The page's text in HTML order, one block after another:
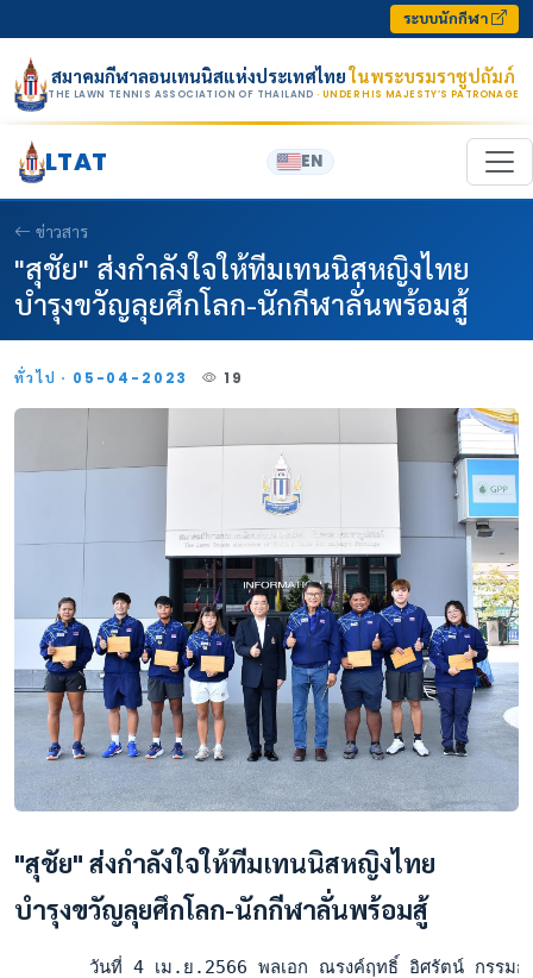
ระบบนักกีฬา
สมาคมกีฬาลอนเทนนิสแห่งประเทศไทยในพระบรมราชูปถัมภ์
THE LAWN TENNIS ASSOCIATION OF THAILAND · UNDER HIS MAJESTY’S PATRONAGE
LTAT EN
ข่าวสาร
"สุชัย" ส่งกำลังใจให้ทีมเทนนิสหญิงไทย
บำรุงขวัญลุยศึกโลก-นักกีฬาลั่นพร้อมสู้
ทั่วไป · 05-04-2023 19
"สุชัย" ส่งกำลังใจให้ทีมเทนนิสหญิงไทย
บำรุงขวัญลุยศึกโลก-นักกีฬาลั่นพร้อมสู้
วันที่ 4 เม.ย.2566 พลเอก ณรงค์ฤทธิ์ อิศรัตน์ กรรม